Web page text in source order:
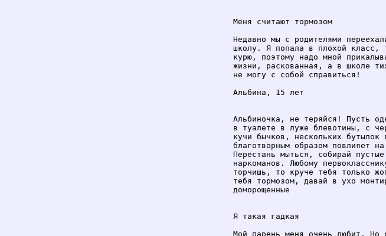
Меня считают тормозом
Недавно мы с родителями
школу. Я попала в плохой
курю, поэтому надо мной
жизни, раскованная, а в школе
не могу с собой справиться!
Альбина, 15 лет
Альбиночка, не теряйся! Пусть
в туалете в луже блевотины, с
кучи бычков, нескольких бутылок
благотворным образом повлияет
Перестань мыться, собирай
наркоманов. Любому
торчишь, то круче тебя только
тебя тормозом, давай в ухо
доморощенные
Я такая гадкая
Мой парень меня очень любит. Но